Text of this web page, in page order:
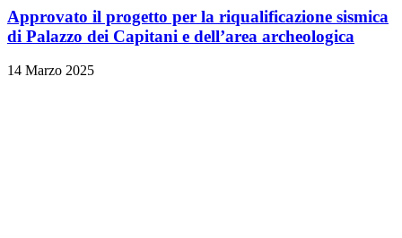
Approvato il progetto per la riqualificazione sismica
di Palazzo dei Capitani e dell’area archeologica
14 Marzo 2025